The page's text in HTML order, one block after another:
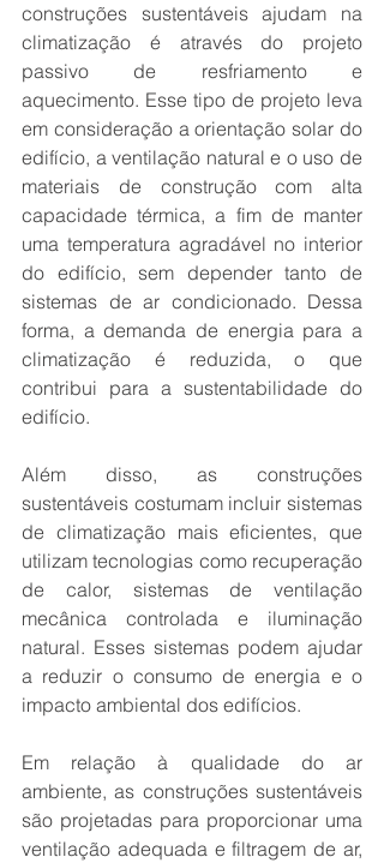
construções sustentáveis ajudam na
climatização é através do projeto
passivo de resfriamento e
aquecimento. Esse tipo de projeto leva
em consideração a orientação solar do
edifício, a ventilação natural e o uso de
materiais de construção com alta
capacidade térmica, a fim de manter
uma temperatura agradável no interior
do edifício, sem depender tanto de
sistemas de ar condicionado. Dessa
forma, a demanda de energia para a
climatização é reduzida, o que
contribui para a sustentabilidade do
edifício.
Além disso, as construções
sustentáveis costumam incluir sistemas
de climatização mais eficientes, que
utilizam tecnologias como recuperação
de calor, sistemas de ventilação
mecânica controlada e iluminação
natural. Esses sistemas podem ajudar
a reduzir o consumo de energia e o
impacto ambiental dos edifícios.
Em relação à qualidade do ar
ambiente, as construções sustentáveis
são projetadas para proporcionar uma
ventilação adequada e filtragem de ar,